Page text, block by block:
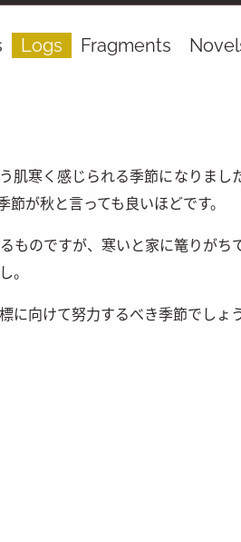
Logs Fragments
肌寒く感じられる季節になりま
が秋と言っても良いほどです。
ものですが、寒いと家に篭りが
。
向けて努力するべき季節でしょう